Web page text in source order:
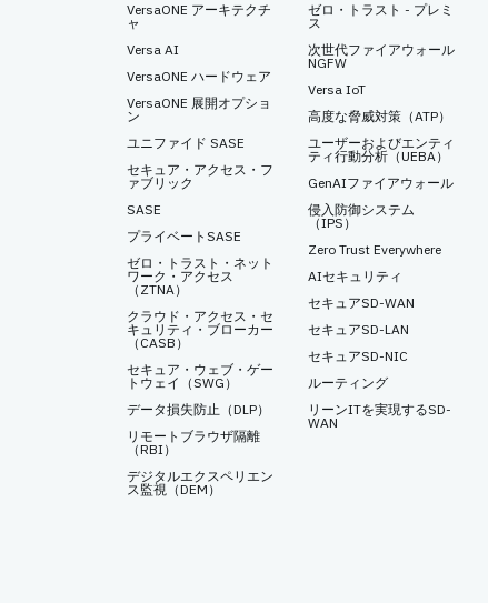
VersaONE アーキテクチ
ャ
Versa AI
VersaONE ハードウェア
VersaONE 展開オプショ
ン
ユニファイド SASE
セキュア・アクセス・フ
ァブリック
SASE
プライベートSASE
ゼロ・トラスト・ネット
ワーク・アクセス
（ZTNA）
クラウド・アクセス・セ
キュリティ・ブローカー
（CASB）
セキュア・ウェブ・ゲー
トウェイ（SWG）
データ損失防止（DLP）
リモートブラウザ隔離
（RBI）
デジタルエクスペリエン
ス監視（DEM）
ゼロ・トラスト - プレミ
ス
次世代ファイアウォール
NGFW
Versa IoT
高度な脅威対策（ATP）
ユーザーおよびエンティ
ティ行動分析（UEBA）
GenAIファイアウォール
侵入防御システム
（IPS）
Zero Trust Everywhere
AIセキュリティ
セキュアSD-WAN
セキュアSD-LAN
セキュアSD-NIC
ルーティング
リーンITを実現するSD-
WAN